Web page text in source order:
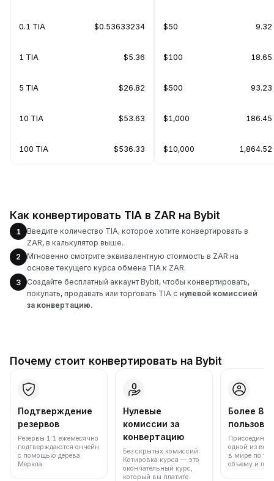
0.1 TIA $0.53633234
1 TIA $5.36
5 TIA $26.82
10 TIA $53.63
100 TIA $536.33
$50 9.32
$100 18.65
$500 93.23
$1,000 186.45
$10,000 1,864.52
Как конвертировать TIA в ZAR на Bybit
1
Введите количество TIA, которое хотите конвертировать в
ZAR, в калькулятор выше.
2
Мгновенно смотрите эквивалентную стоимость в ZAR на
основе текущего курса обмена TIA к ZAR.
3
Создайте бесплатный аккаунт Bybit, чтобы конвертировать,
покупать, продавать или торговать TIA с нулевой комиссией
за конвертацию.
Почему стоит конвертировать на Bybit
Подтверждение
резервов
Резервы 1:1 ежемесячно
подтверждаются ончейн
с помощью дерева
Меркла.
Нулевые
комиссии за
конвертацию
Без скрытых комиссий.
Котировка курса — это
окончательный курс,
который вы платите.
Более 86
одной из
в мире по
объему и